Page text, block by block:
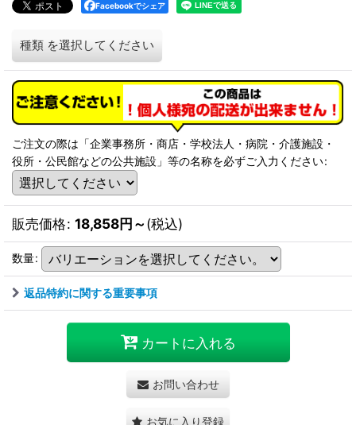
Facebookでシェア
種類 を選択してください
ご注文の際は「企業事務所・商店・学校法人・病院・介護施設・
役所・公民館などの公共施設」等の名称を必ずご入力ください:
販売価格: 18,858円～(税込)
数量:
返品特約に関する重要事項
カートに入れる
お問い合わせ
お気に入り登録